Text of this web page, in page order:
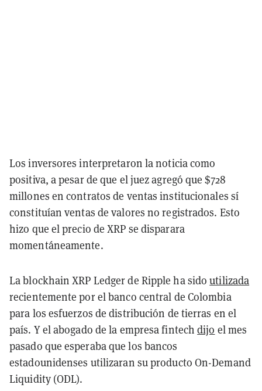
Los inversores interpretaron la noticia como
positiva, a pesar de que el juez agregó que $728
millones en contratos de ventas institucionales sí
constituían ventas de valores no registrados. Esto
hizo que el precio de XRP se disparara
momentáneamente.
La blockhain XRP Ledger de Ripple ha sidoutilizada
recientemente por el banco central de Colombia
para los esfuerzos de distribución de tierras en el
país. Y el abogado de la empresa fintechdijo el mes
pasado que esperaba que los bancos
estadounidenses utilizaran su producto On-Demand
Liquidity (ODL).